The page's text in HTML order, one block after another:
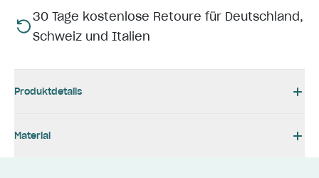
30 Tage kostenlose Retoure für Deutschland,
Schweiz und Italien
Produktdetails
Material